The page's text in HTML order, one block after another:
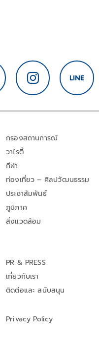
กรองสถานการณ์
วาไรตี้
กีฬา
ท่องเที่ยว – ศิลปวัฒนธรรม
ประชาสัมพันธ์
ภูมิภาค
สิ่งแวดล้อม
PR & PRESS
เกี่ยวกับเรา
ติดต่อและ สนับสนุน
Privacy Policy